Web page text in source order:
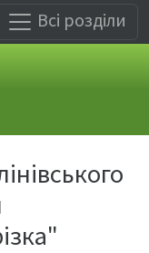
Всі розділи